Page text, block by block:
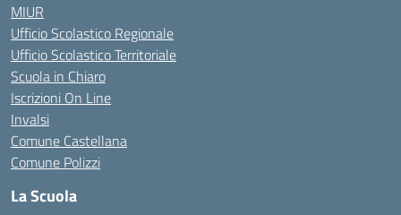
MIUR
Ufficio Scolastico Regionale
Ufficio Scolastico Territoriale
Scuola in Chiaro
Iscrizioni On Line
Invalsi
Comune Castellana
Comune Polizzi
La Scuola